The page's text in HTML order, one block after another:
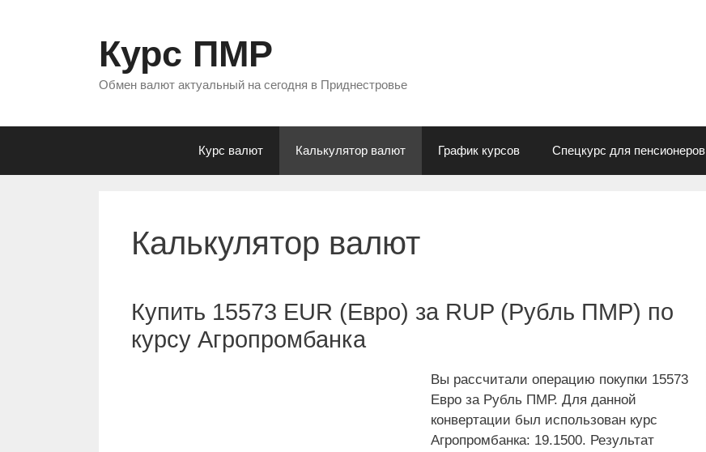
Курс ПМР
Обмен валют актуальный на сегодня в Приднестровье
Курс валют Калькулятор валют График курсов Спецкурс для пенсионеров
Калькулятор валют
Купить 15573 EUR (Евро) за RUP (Рубль ПМР) по
курсу Агропромбанка
Вы рассчитали операцию покупки 15573
Евро за Рубль ПМР. Для данной
конвертации был использован курс
Агропромбанка: 19.1500. Результат